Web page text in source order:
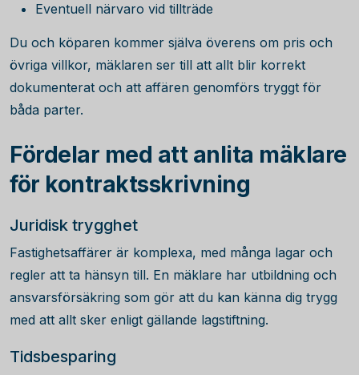
Eventuell närvaro vid tillträde
Du och köparen kommer själva överens om pris och
övriga villkor, mäklaren ser till att allt blir korrekt
dokumenterat och att affären genomförs tryggt för
båda parter.
Fördelar med att anlita mäklare
för kontraktsskrivning
Juridisk trygghet
Fastighetsaffärer är komplexa, med många lagar och
regler att ta hänsyn till. En mäklare har utbildning och
ansvarsförsäkring som gör att du kan känna dig trygg
med att allt sker enligt gällande lagstiftning.
Tidsbesparing